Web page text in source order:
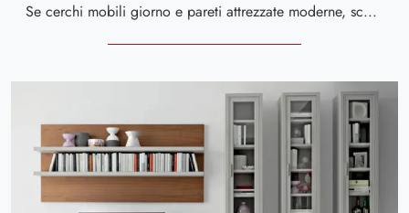
Se cerchi mobili giorno e pareti attrezzate moderne, scegli il modello Melograno composizione 29 di Le Fablier: clicca e scopri di più!